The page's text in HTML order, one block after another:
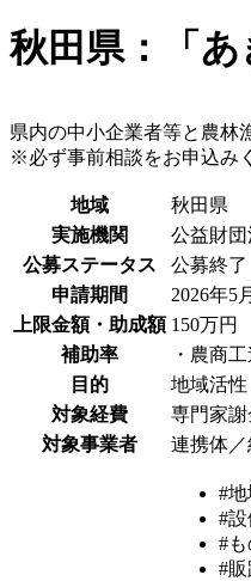
秋田県：「あ
県内の中小企業者等と農林
※必ず事前相談をお申込み
地域
秋田県
実施機関
公益財
公募ステータス
公募終了
申請期間
2026年5
上限金額・助成額 150万円
補助率
・農商
目的
地域活
対象経費
専門家
対象事業者
連携体
#
#
#
#